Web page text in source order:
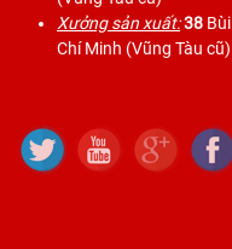
Xưởng sản xuất:38
Chí Minh (Vũng Tàu cũ)